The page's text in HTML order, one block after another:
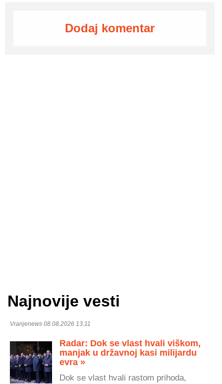
Dodaj komentar
Najnovije vesti
Vranjenews 08.08.2026 13:11
Radar: Dok se vlast hvali viškom,
manjak u državnoj kasi milijardu
evra »
Dok se vlast hvali rastom prihoda,